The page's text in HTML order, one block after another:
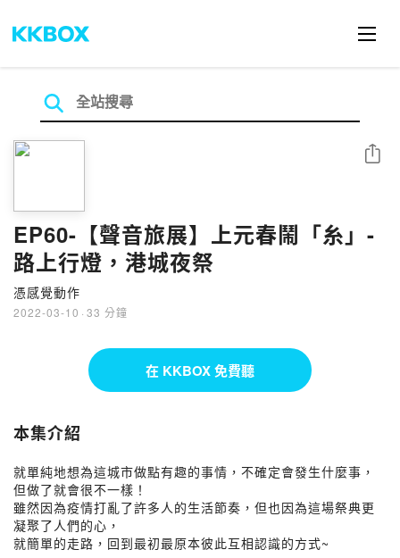
EP60-【聲音旅展】上元春鬧「糸」-
路上行燈，港城夜祭
憑感覺動作
2022-03-10 · 33 分鐘
分享
在 KKBOX 免費聽
本集介紹
就單純地想為這城市做點有趣的事情，不確定會發生什麼事，
但做了就會很不一樣！
雖然因為疫情打亂了許多人的生活節奏，但也因為這場祭典更
凝聚了人們的心，
就簡單的走路，回到最初最原本彼此互相認識的方式~